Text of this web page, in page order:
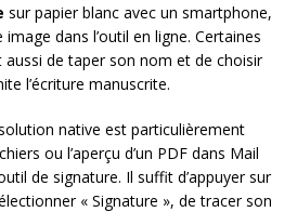
sur papier blanc avec un smartphone,
dans l’outil en ligne. Certaines
de taper son nom et de choisir
l’écriture manuscrite.
native est particulièrement
ou l’aperçu d’un PDF dans Mail
de signature. Il suffit d’appuyer sur
« Signature », de tracer son